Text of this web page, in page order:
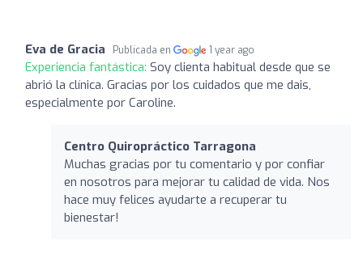
Eva de Gracia Publicada en 1 year ago
Experiencia fantástica: Soy clienta habitual desde que se
abrió la clínica. Gracias por los cuidados que me dais,
especialmente por Caroline.
Centro Quiropráctico Tarragona
Muchas gracias por tu comentario y por confiar
en nosotros para mejorar tu calidad de vida. Nos
hace muy felices ayudarte a recuperar tu
bienestar!